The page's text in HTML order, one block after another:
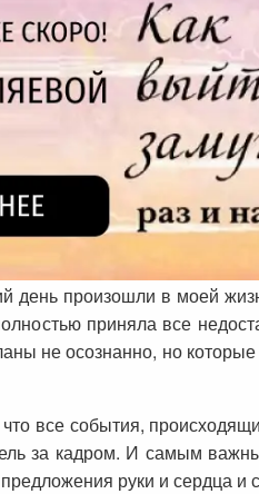
день произошли в моей
приняла все
не осознанно, но
все события,
за кадром. И самым
руки и сердца